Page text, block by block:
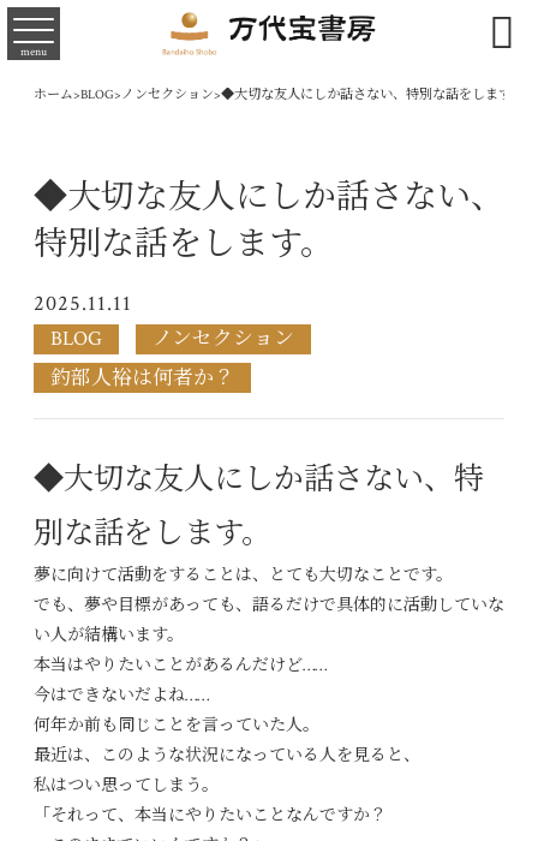
menu 
ホーム>BLOG>ノンセクション>◆大切な友人にしか話さない、特別な話をします。
◆大切な友人にしか話さない、
特別な話をします。
2025.11.11
BLOG
ノンセクション
釣部人裕は何者か？
◆大切な友人にしか話さない、特
別な話をします。
夢に向けて活動をすることは、とても大切なことです。
でも、夢や目標があっても、語るだけで具体的に活動していな
い人が結構います。
本当はやりたいことがあるんだけど……
今はできないだよね……
何年か前も同じことを言っていた人。
最近は、このような状況になっている人を見ると、
私はつい思ってしまう。
「それって、本当にやりたいことなんですか？